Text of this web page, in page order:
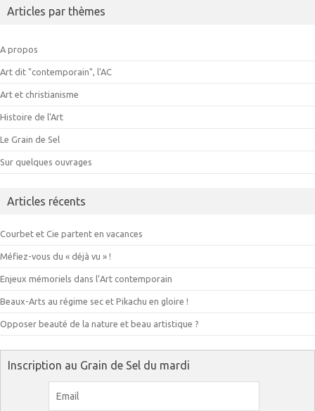
Articles par thèmes
A propos
Art dit "contemporain", l'AC
Art et christianisme
Histoire de l'Art
Le Grain de Sel
Sur quelques ouvrages
Articles récents
Courbet et Cie partent en vacances
Méfiez-vous du « déjà vu » !
Enjeux mémoriels dans l’Art contemporain
Beaux-Arts au régime sec et Pikachu en gloire !
Opposer beauté de la nature et beau artistique ?
Inscription au Grain de Sel du mardi